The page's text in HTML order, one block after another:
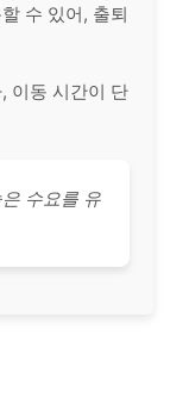
수 있어, 출퇴
이동 시간이 단
수요를 유